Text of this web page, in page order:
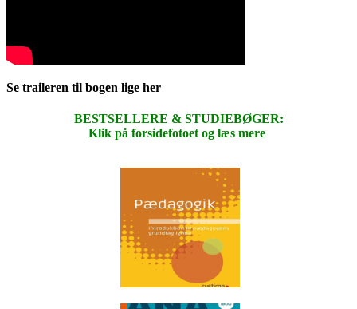
Se traileren til bogen lige her
BESTSELLERE & STUDIEBØGER:
Klik på forsidefotoet og læs mere